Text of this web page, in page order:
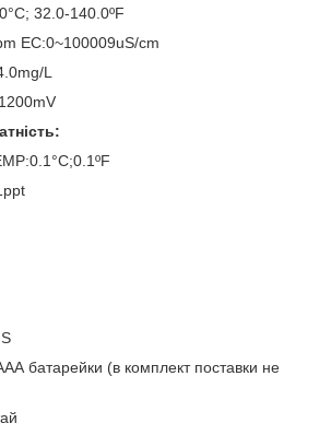
32.0-140.0ºF
EC:0~100009uS/cm
L
батарейки (в комплект поставки не